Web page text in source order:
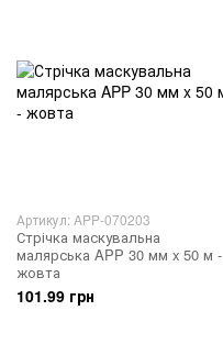
Артикул: APP-070203
Стрічка маскувальна
малярська APP 30 мм x 50 м -
жовта
101.99 грн